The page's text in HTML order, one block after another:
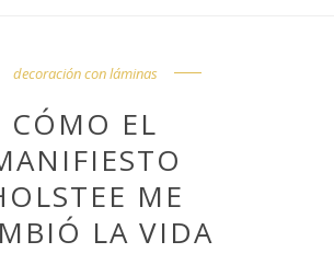
decoración con láminas
CÓMO EL
ME
LA VIDA